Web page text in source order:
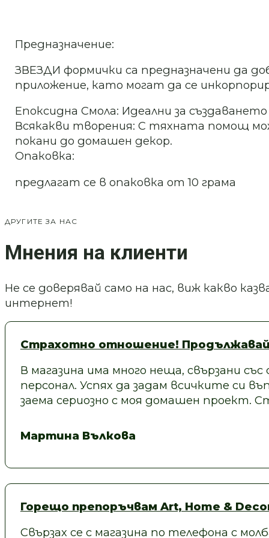
Предназначение:
ЗВЕЗДИ формички са предназначени да
приложение, като могат да се
Епоксидна Смола: Идеални за
Всякакви творения: С тяхната помощ
покани до домашен декор.
Опаковка:
предлагат се в опаковка от 10 грама
ДРУГИТЕ ЗА НАС
Мнения на клиенти
Не се доверявай само на нас, виж какво
интернет!
Страхотно отношение!
В магазина има много неща, свързани
персонал. Успях да задам всичките си
заема сериозно с моя домашен
Мартина Вълкова
Горещо препоръчвам Art, Home &
Свързах се с магазина по телефона с